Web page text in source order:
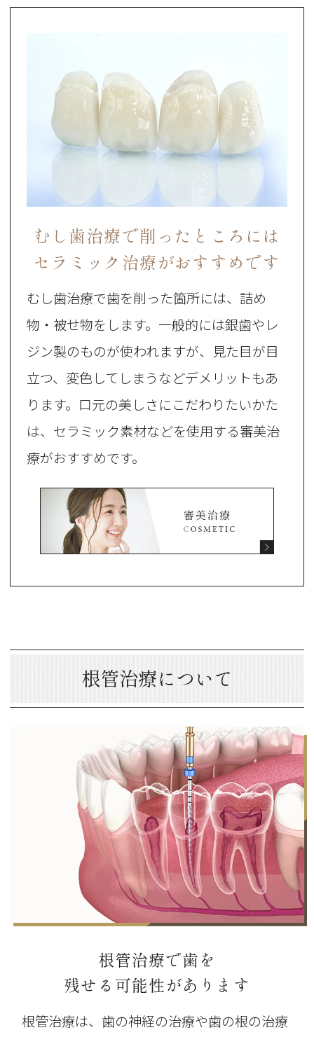
むし歯治療で削ったところには
セラミック治療がおすすめです
むし歯治療で歯を削った箇所には、詰め
物・被せ物をします。一般的には銀歯やレ
ジン製のものが使われますが、見た目が目
立つ、変色してしまうなどデメリットもあ
ります。口元の美しさにこだわりたいかた
は、セラミック素材などを使用する審美治
療がおすすめです。
根管治療について
根管治療で歯を
残せる可能性があります
根管治療は、歯の神経の治療や歯の根の治療